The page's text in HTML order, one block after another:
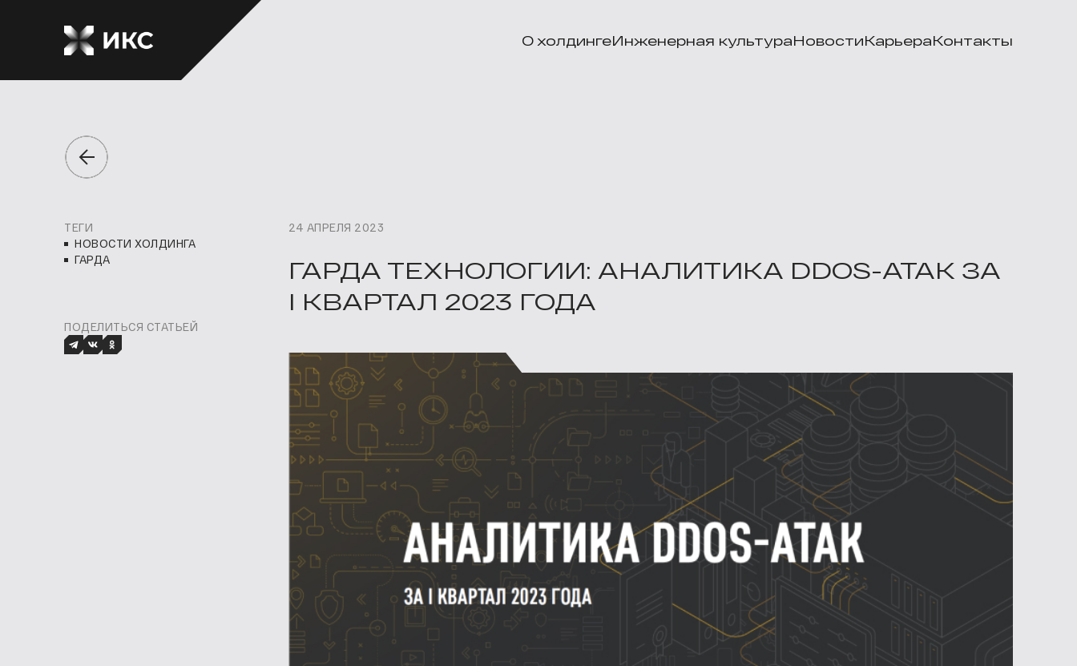
О холдингеИнженерная культураНовостиКарьераКонтакты
ТЕГИ
НОВОСТИ ХОЛДИНГА
ГАРДА
ПОДЕЛИТЬСЯ СТАТЬЕЙ
24 АПРЕЛЯ 2023
ГАРДА ТЕХНОЛОГИИ: АНАЛИТИКА DDOS-АТАК ЗА
I КВАРТАЛ 2023 ГОДА